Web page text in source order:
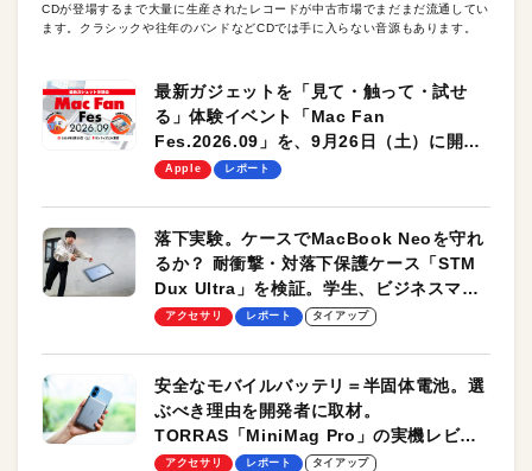
CDが登場するまで大量に生産されたレコードが中古市場でまだまだ流通してい
ます。クラシックや往年のバンドなどCDでは手に入らない音源もあります。
最新ガジェットを「見て・触って・試せ
る」体験イベント「Mac Fan
Fes.2026.09」を、9月26日（土）に開催
します！
Apple レポート
落下実験。ケースでMacBook Neoを守れ
るか？ 耐衝撃・対落下保護ケース「STM
Dux Ultra」を検証。学生、ビジネスマン
のモバイルユースに最適！
アクセサリ レポート タイアップ
安全なモバイルバッテリ＝半固体電池。選
ぶべき理由を開発者に取材。
TORRAS「MiniMag Pro」の実機レビュ
ーも
アクセサリ レポート タイアップ